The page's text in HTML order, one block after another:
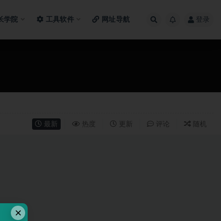
学院 工具软件 网址导航 登录
最新 热度 更新 评论 随机
×